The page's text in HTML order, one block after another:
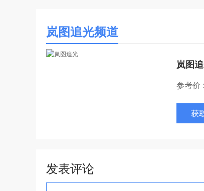
岚图追光频道
岚图
参考价 :
获
发表评论